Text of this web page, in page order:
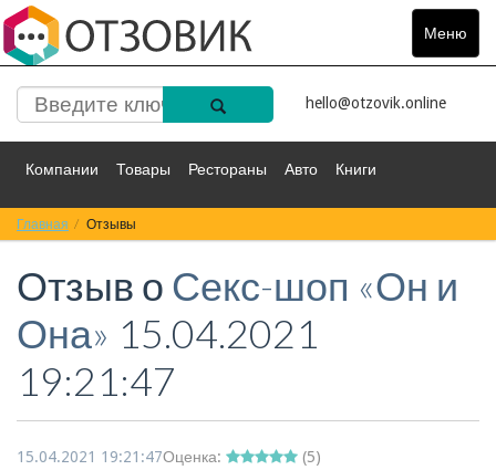
Меню
Toggle
hello@otzovik.online
Компании Товары Рестораны Авто Книги
Спорт Фильмы
Красота Здоровье Остальное
Главная Отзывы
Отзыв о Секс-шоп «Он и
Она» 15.04.2021
19:21:47
15.04.2021 19:21:47Оценка: (5)